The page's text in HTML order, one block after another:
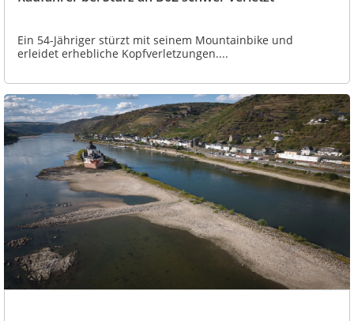
Ein 54-Jähriger stürzt mit seinem Mountainbike und
erleidet erhebliche Kopfverletzungen....